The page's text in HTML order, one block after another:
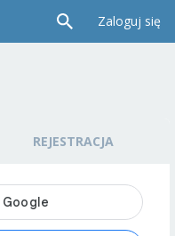
Zaloguj się
REJESTRACJA